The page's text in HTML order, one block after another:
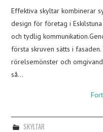
Effektiva skyltar kombinerar
design för företag i
och tydlig
första skruven sätts i
rörelsemönster och
så…
SKYLTAR